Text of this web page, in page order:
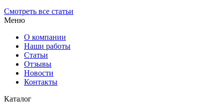
Смотреть все статьи
Меню
О компании
Наши работы
Статьи
Отзывы
Новости
Контакты
Каталог